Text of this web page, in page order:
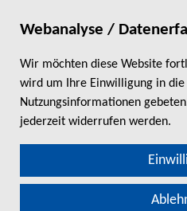
Webanalyse /
Wir möchten diese Website
wird um Ihre Einwilligung in die
Nutzungsinformationen
jederzeit widerrufen werden.